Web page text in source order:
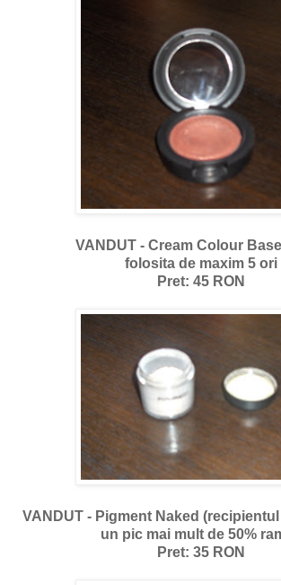
VANDUT - Cream Colour Base
folosita de maxim 5 ori
Pret: 45 RON
VANDUT - Pigment Naked
un pic mai mult de 50%
Pret: 35 RON